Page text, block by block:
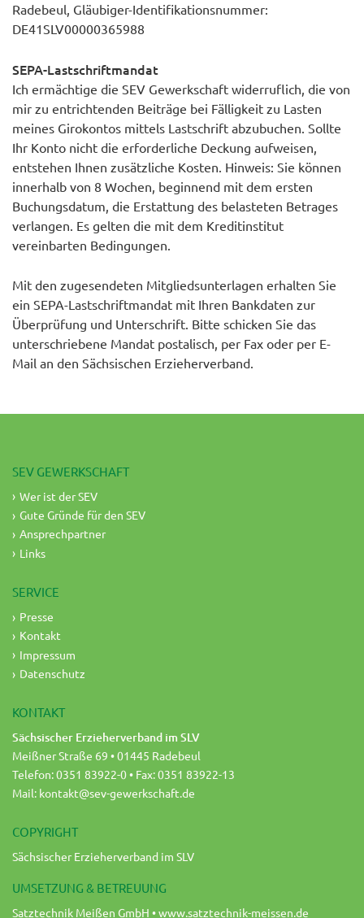
Radebeul, Gläubiger-Identifikationsnummer:
DE41SLV00000365988
SEPA-Lastschriftmandat
Ich ermächtige die SEV Gewerkschaft widerruflich, die von
mir zu entrichtenden Beiträge bei Fälligkeit zu Lasten
meines Girokontos mittels Lastschrift abzubuchen. Sollte
Ihr Konto nicht die erforderliche Deckung aufweisen,
entstehen Ihnen zusätzliche Kosten. Hinweis: Sie können
innerhalb von 8 Wochen, beginnend mit dem ersten
Buchungsdatum, die Erstattung des belasteten Betrages
verlangen. Es gelten die mit dem Kreditinstitut
vereinbarten Bedingungen.
Mit den zugesendeten Mitgliedsunterlagen erhalten Sie
ein SEPA-Lastschriftmandat mit Ihren Bankdaten zur
Überprüfung und Unterschrift. Bitte schicken Sie das
unterschriebene Mandat postalisch, per Fax oder per E-
Mail an den Sächsischen Erzieherverband.
SEV GEWERKSCHAFT
Wer ist der SEV
Gute Gründe für den SEV
Ansprechpartner
Links
SERVICE
Presse
Kontakt
Impressum
Datenschutz
KONTAKT
Sächsischer Erzieherverband im SLV
Meißner Straße 69 • 01445 Radebeul
Telefon: 0351 83922-0 • Fax: 0351 83922-13
Mail: kontakt@sev-gewerkschaft.de
COPYRIGHT
Sächsischer Erzieherverband im SLV
UMSETZUNG & BETREUUNG
Satztechnik Meißen GmbH •www.satztechnik-meissen.de